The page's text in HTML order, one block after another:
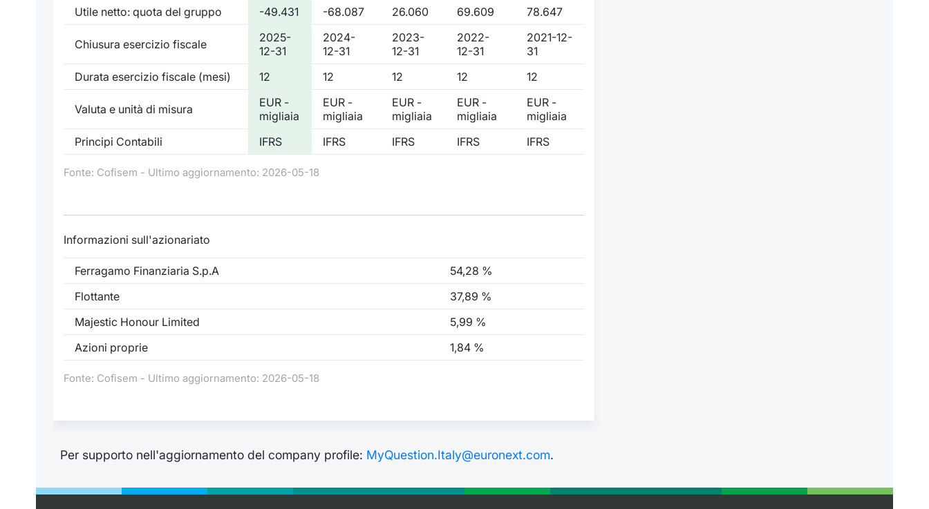
Utile netto: quota del gruppo
-49.431 -68.087 26.060 69.609 78.647
Chiusura esercizio fiscale
2025-
12-31
2024-
12-31
2023-
12-31
2022-
12-31
2021-12-
31
Durata esercizio fiscale (mesi)
12 12 12 12 12
Valuta e unità di misura
EUR -
migliaia
EUR -
migliaia
EUR -
migliaia
EUR -
migliaia
EUR -
migliaia
Principi Contabili
IFRS IFRS IFRS IFRS IFRS
Fonte: Cofisem - Ultimo aggiornamento: 2026-05-18
Informazioni sull'azionariato
Ferragamo Finanziaria S.p.A
54,28 %
Flottante
37,89 %
Majestic Honour Limited
5,99 %
Azioni proprie
1,84 %
Fonte: Cofisem - Ultimo aggiornamento: 2026-05-18
Per supporto nell'aggiornamento del company profile: MyQuestion.Italy@euronext.com.